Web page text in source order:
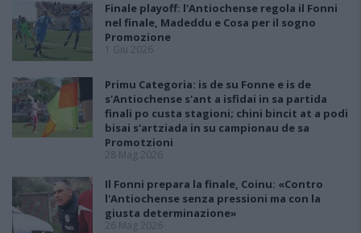
Finale playoff: l'Antiochense regola il Fonni
nel finale, Madeddu e Cosa per il sogno
Promozione
1 Giu 2026
Primu Categoria: is de su Fonne e is de
s'Antiochense s'ant a isfidai in sa partida
finali po custa stagioni; chini bincit at a podi
bisai s'artziada in su campionau de sa
Promotzioni
28 Mag 2026
Il Fonni prepara la finale, Coinu: «Contro
l'Antiochense senza pressioni ma con la
giusta determinazione»
26 Mag 2026